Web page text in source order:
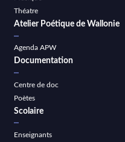
Théatre
Atelier Poétique de Wallonie
Agenda APW
Documentation
Centre de doc
Poètes
Scolaire
Enseignants